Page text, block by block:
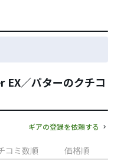
EX／パターのクチコ
ギアの登録を依頼する
コミ数順 価格順